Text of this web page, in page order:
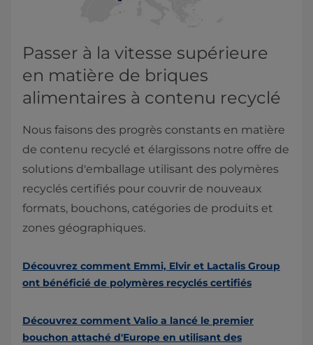
Passer à la vitesse supérieure
en matière de briques
alimentaires à contenu recyclé
Nous faisons des progrès constants en matière
de contenu recyclé et élargissons notre offre de
solutions d'emballage utilisant des polymères
recyclés certifiés pour couvrir de nouveaux
formats, bouchons, catégories de produits et
zones géographiques.
Découvrez comment Emmi, Elvir et Lactalis Group
ont bénéficié de polymères recyclés certifiés
Découvrez comment Valio a lancé le premier
bouchon attaché d'Europe en utilisant des